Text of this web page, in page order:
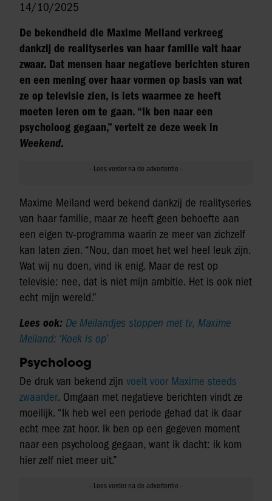
14/10/2025
De bekendheid die Maxime Meiland verkreeg
dankzij de realityseries van haar familie valt haar
zwaar. Dat mensen haar negatieve berichten sturen
en een mening over haar vormen op basis van wat
ze op televisie zien, is iets waarmee ze heeft
moeten leren om te gaan. “Ik ben naar een
psycholoog gegaan,” vertelt ze deze week in
Weekend.
Maxime Meiland werd bekend dankzij de realityseries
van haar familie, maar ze heeft geen behoefte aan
een eigen tv-programma waarin ze meer van zichzelf
kan laten zien. “Nou, dan moet het wel heel leuk zijn.
Wat wij nu doen, vind ik enig. Maar de rest op
televisie: nee, dat is niet mijn ambitie. Het is ook niet
echt mijn wereld.”
Lees ook: De Meilandjes stoppen met tv, Maxime
Meiland: ‘Koek is op’
Psycholoog
De druk van bekend zijn voelt voor Maxime steeds
zwaarder. Omgaan met negatieve berichten vindt ze
moeilijk. “Ik heb wel een periode gehad dat ik daar
echt mee zat hoor. Ik ben op een gegeven moment
naar een psycholoog gegaan, want ik dacht: ik kom
hier zelf niet meer uit.”